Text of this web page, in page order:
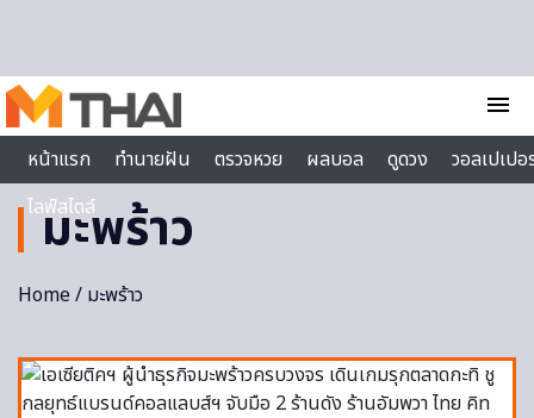
menu
หน้าแรก
ทำนายฝัน ตรวจหวย ผลบอล ดูดวง
วอลเปเป
ไลฟ์สไตล์
มะพร้าว
Home/ มะพร้าว